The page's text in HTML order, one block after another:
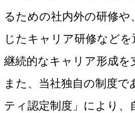
るための社内外の研修や
じたキャリア研修などを
継続的なキャリア形成を
また、当社独自の制度で
ティ認定制度」により、